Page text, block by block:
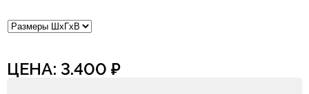
ЦЕНА: 3.400 ₽